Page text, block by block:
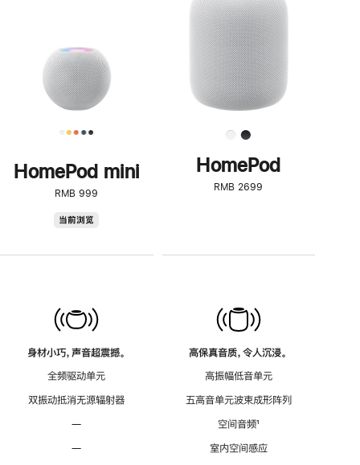
HomePod mini
RMB 999
当前浏览
身材小巧，声音超震撼。
全频驱动单元
双振动抵消无源辐射器
—
—
了
解
HomePod<
HomePod
RMB 2699
高保真音质，令人沉浸。
高振幅低音单元
五高音单元波束成形阵列
空间音频脚
¹
室内空间感应